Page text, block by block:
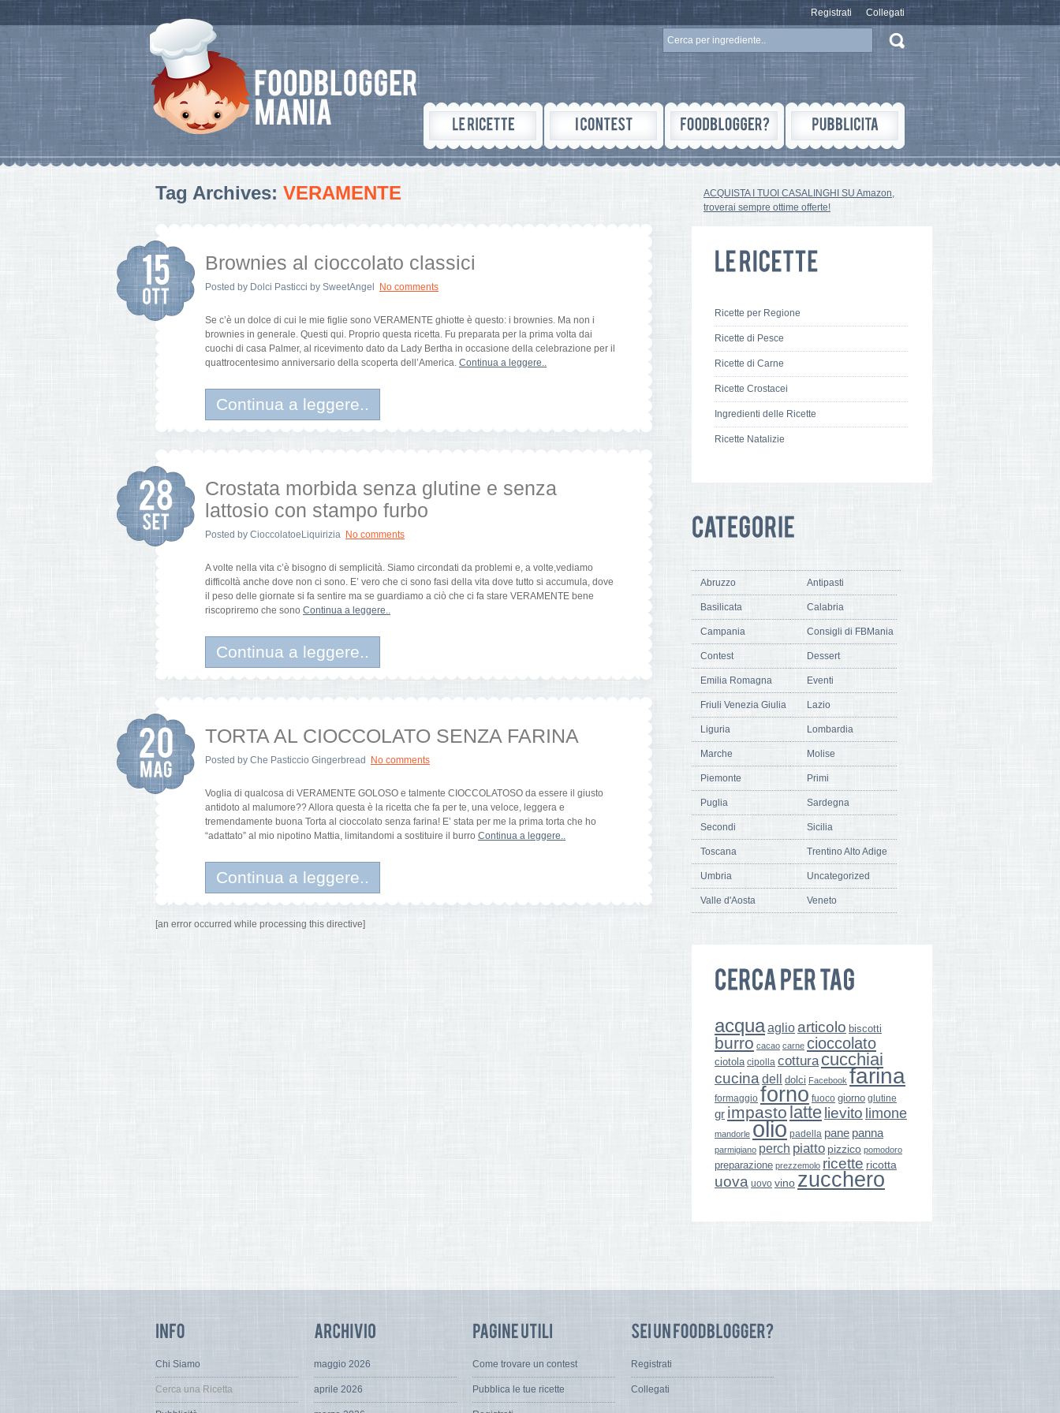
Registrati Collegati
Tag Archives: VERAMENTE
Brownies al cioccolato classici
Posted by Dolci Pasticci by SweetAngel No comments
Se c’è un dolce di cui le mie figlie sono VERAMENTE ghiotte è questo: i brownies. Ma non i
brownies in generale. Questi qui. Proprio questa ricetta. Fu preparata per la prima volta dai
cuochi di casa Palmer, al ricevimento dato da Lady Bertha in occasione della celebrazione per il
quattrocentesimo anniversario della scoperta dell’America. Continua a leggere..
Continua a leggere..
Crostata morbida senza glutine e senza
lattosio con stampo furbo
Posted by CioccolatoeLiquirizia No comments
A volte nella vita c’è bisogno di semplicità. Siamo circondati da problemi e, a volte,vediamo
difficoltà anche dove non ci sono. E’ vero che ci sono fasi della vita dove tutto si accumula, dove
il peso delle giornate si fa sentire ma se guardiamo a ciò che ci fa stare VERAMENTE bene
riscopriremo che sono Continua a leggere..
Continua a leggere..
TORTA AL CIOCCOLATO SENZA FARINA
Posted by Che Pasticcio Gingerbread No comments
Voglia di qualcosa di VERAMENTE GOLOSO e talmente CIOCCOLATOSO da essere il giusto
antidoto al malumore?? Allora questa è la ricetta che fa per te, una veloce, leggera e
tremendamente buona Torta al cioccolato senza farina! E’ stata per me la prima torta che ho
“adattato” al mio nipotino Mattia, limitandomi a sostituire il burro Continua a leggere..
Continua a leggere..
[an error occurred while processing this directive]
ACQUISTA I TUOI CASALINGHI SU Amazon,
troverai sempre ottime offerte!
Ricette per Regione
Ricette di Pesce
Ricette di Carne
Ricette Crostacei
Ingredienti delle Ricette
Ricette Natalizie
Abruzzo Antipasti
Basilicata Calabria
Campania Consigli di FBMania
Contest Dessert
Emilia Romagna Eventi
Friuli Venezia Giulia Lazio
Liguria Lombardia
Marche Molise
Piemonte Primi
Puglia Sardegna
Secondi Sicilia
Toscana Trentino Alto Adige
Umbria Uncategorized
Valle d'Aosta Veneto
acquaaglio articolo biscotti
burro cacao carne cioccolato
ciotola cipolla cottura cucchiai
cucina dell dolci Facebook farina
formaggio forno fuoco giorno glutine
gr impasto latte lievito limone
mandorle olio padella pane panna
parmigiano perch piatto pizzico pomodoro
preparazione prezzemolo ricette ricotta
uova uovo vino zucchero
Chi Siamo
Cerca una Ricetta
maggio 2026
aprile 2026
Come trovare un contest
Pubblica le tue ricette
Registrati
Collegati